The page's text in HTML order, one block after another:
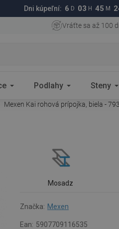
Dni kúpeľní: 6 D 03 H 45 M
Vráťte sa až 100
Podlahy Steny
Mexen Kai rohová prípojka, biela -
Mosadz
Značka: Mexen
Ean: 5907709116535